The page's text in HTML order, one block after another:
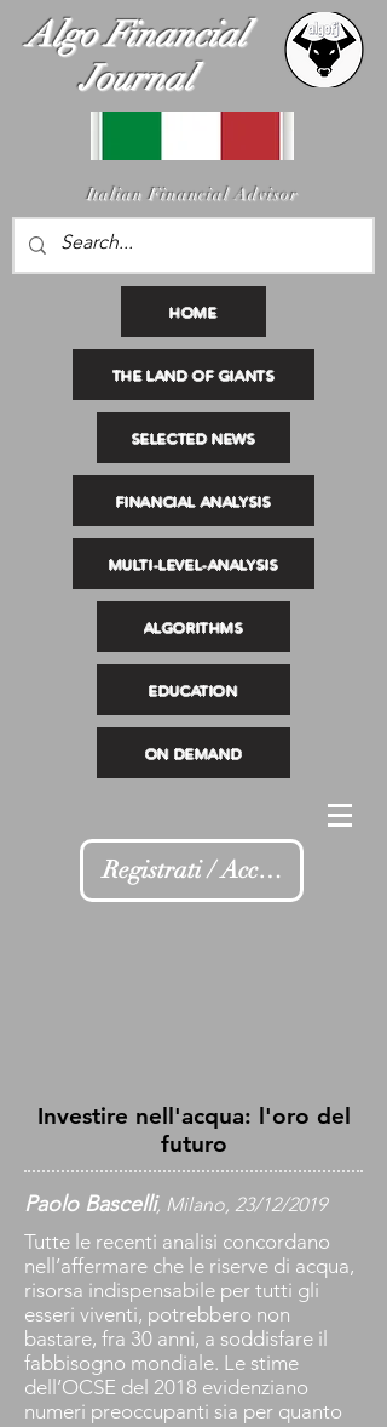
Algo Financial
Journal
Italian Financial Advisor
HOME
THE LAND OF GIANTS
SELECTED NEWS
FINANCIAL ANALYSIS
MULTI-LEVEL-ANALYSIS
ALGORITHMS
EDUCATION
ON DEMAND
Registrati / Accedi
Investire nell'acqua: l'oro del
futuro
Paolo Bascelli, Milano, 23/12/2019
Tutte le recenti analisi concordano
nell’affermare che le riserve di acqua,
risorsa indispensabile per tutti gli
esseri viventi, potrebbero non
bastare, fra 30 anni, a soddisfare il
fabbisogno mondiale. Le stime
dell’OCSE del 2018 evidenziano
numeri preoccupanti sia per quanto